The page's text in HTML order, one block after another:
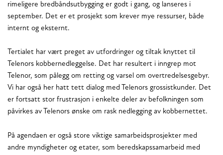
rimeligere bredbåndsutbygging er godt i gang, og lanseres i
september. Det er et prosjekt som krever mye ressurser, både
internt og eksternt.
Tertialet har vært preget av utfordringer og tiltak knyttet til
Telenors kobbernedleggelse. Det har resultert i inngrep mot
Telenor, som pålegg om retting og varsel om overtredelsesgebyr.
Vi har også her hatt tett dialog med Telenors grossistkunder. Det
er fortsatt stor frustrasjon i enkelte deler av befolkningen som
påvirkes av Telenors ønske om rask nedlegging av kobbernettet.
På agendaen er også store viktige samarbeidsprosjekter med
andre myndigheter og etater, som beredskapssamarbeid med